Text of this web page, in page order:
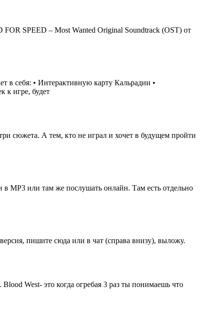
SPEED – Most Wanted Original Soundtrack (OST) от
в себя: • Интерактивную карту Кальрадии •
к игре, будет
сюжета. А тем, кто не играл и хочет в будущем пройти
MP3 или там же послушать онлайн. Там есть отдельно
пишите сюда или в чат (справа внизу), выложу.
West- это когда огребая 3 раз ты понимаешь что